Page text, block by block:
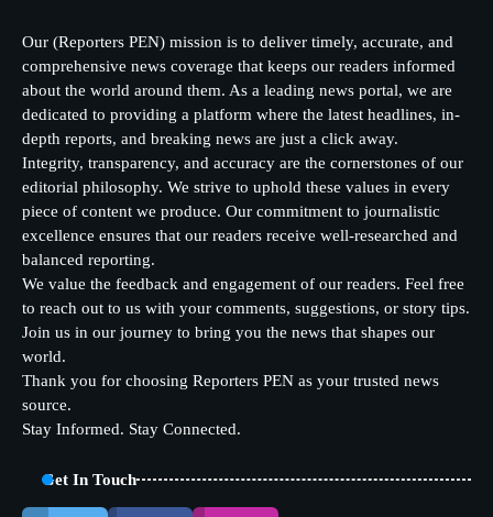
Our (Reporters PEN) mission is to deliver timely, accurate, and
comprehensive news coverage that keeps our readers informed
about the world around them. As a leading news portal, we are
dedicated to providing a platform where the latest headlines, in-
depth reports, and breaking news are just a click away.
Integrity, transparency, and accuracy are the cornerstones of our
editorial philosophy. We strive to uphold these values in every
piece of content we produce. Our commitment to journalistic
excellence ensures that our readers receive well-researched and
balanced reporting.
We value the feedback and engagement of our readers. Feel free
to reach out to us with your comments, suggestions, or story tips.
Join us in our journey to bring you the news that shapes our
world.
Thank you for choosing Reporters PEN as your trusted news
source.
Stay Informed. Stay Connected.
Get In Touch